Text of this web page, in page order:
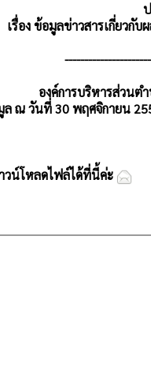
เรื่อง ข้อมูลข่าวสารเกี่ยวกั
บริหารส่วนตำบลนาแข
ล ณ วันที่ 30 พฤศจิกายน
วน์โหลดไฟล์ได้ที่นี้ค่ะ